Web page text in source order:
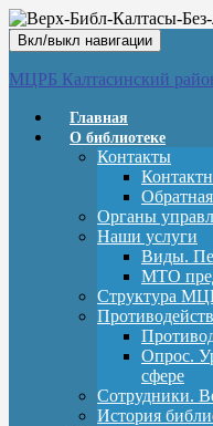
Вкл/выкл навигации
МЦРБ Калтасинский
Главная
О библиотеке
Контакты
Органы
Наши услуги
Виды.
МТО
Структура
Опрос.
сфере
Сотрудники.
История